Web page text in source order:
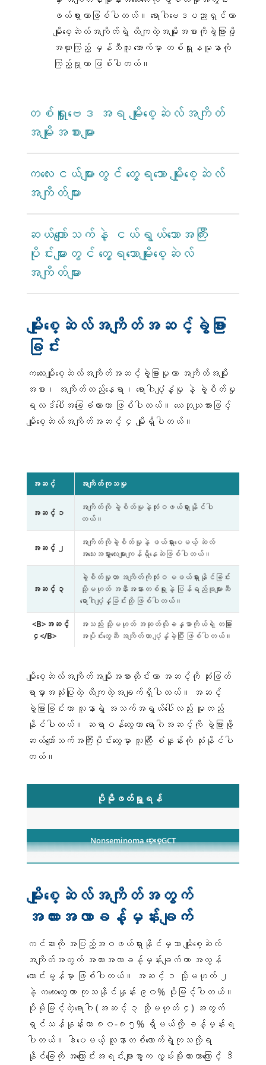
ဖယ်ရှားတာဖြစ်ပါတယ်။ ရောဂါဗေဒပညာရှင်ဟာ
မျိုးစေ့ဆဲလ်အကျိတ်ရဲ့ တိကျတဲ့အမျိုးအစားကိုခွဲခြားဖို့
အဏုကြည့် မှန်ဘီလူး အောက်မှာ တစ်ရှုးနမူနာကို
ကြည့်ရှုတာ ဖြစ်ပါတယ်။
တစ်ရှူးဗေဒ အရ မျိုးစေ့ဆဲလ်အကျိတ်
အမျိုးအစားများ
ကလေးငယ်များတွင် တွေ့ရသော မျိုးစေ့ဆဲလ်
အကျိတ်များ
ဆယ်ကျော်သက်နဲ့ ငယ်ရွယ်သောအကြီး
ပိုင်းများတွင် တွေ့ရသောမျိုးစေ့ဆဲလ်
အကျိတ်များ
မျိုးစေ့ဆဲလ်အကျိတ်အဆင့်ခွဲခြား
ခြင်း
ကလေးမျိုးစေ့ဆဲလ်အကျိတ်အဆင့်ခွဲခြားမှုဟာ အကျိတ်အမျိုး
အစား၊ အကျိတ်တည်နေရာ၊ ရောဂါပျံ့နှံ့မှု နဲ့ ခွဲစိတ်မှု
ရလဒ်ပေါ်အခြေခံထားတာ ဖြစ်ပါတယ်။ ယေဘုယျအားဖြင့်
မျိုးစေ့ဆဲလ်အကျိတ်အဆင့် ၄ မျိုးရှိပါတယ်။
အဆင့် အကျိတ်ကုသမှု
အဆင့် ၁
အကျိတ်ကို ခွဲစိတ်မှုနဲ့လုံးဝဖယ်ရှားနိုင်ပါ
တယ်။
အဆင့် ၂
အကျိတ်ကိုခွဲစိတ်မှုနဲ့ ဖယ်ရှားပေမယ့် ဆဲလ်
အသေးအမွှားလေးများကျန်ရှိနေဆဲဖြစ်ပါတယ်။
အဆင့် ၃
ခွဲစိတ်မှုဟာ အကျိတ်ကိုလုံးဝ မဖယ်ရှားနိုင်ခြင်း
သို့မဟုတ် အနီးအနားတစ်ရှုးနဲ့ ပြန်ရည်ဖုများဆီ
ရောဂါပျံ့နှံ့ခြင်းတို့ ဖြစ်ပါတယ်။
<B>အဆင့်
၄</B>
အသည်း သို့မဟုတ် အဆုတ်လိုခန္ဓာကိုယ်ရဲ့ တခြား
အပိုင်းတွေဆီ အကျိတ်ဟာ ပျံ့နှံ့ခဲ့ပြီး ဖြစ်ပါတယ်။
မျိုးစေ့ဆဲလ်အကျိတ်အမျိုးအစားတိုင်းဟာ အဆင့်ကို ဆုံးဖြတ်
ရာမှာအသုံးပြုတဲ့ တိကျတဲ့အချက်ရှိပါတယ်။ အဆင့်
ခွဲခြားခြင်းဟာ လူနာရဲ့ အသက်အရွယ်ပေါ်လည်း မူတည်
နိုင်ပါတယ်။ ဆရာဝန်တွေဟာ ရောဂါအဆင့်ကို ခွဲခြားဖို့
ဆယ်ကျော်သက်အကြီးပိုင်းတွေမှာ လူကြီး စံနှုန်းကို သုံးနိုင်ပါ
တယ်။
ပိုမိုဖတ်ရှု့ရန်
Nonseminoma ဝှေးစေ့GCT
ဝှေးစေ့မှာပဲ ရှိ၊ ခွဲစိတ်မှုနဲ့ လုံးဝဖယ်ရှား၊ ရောဂါ
အဆင့် ၂
ခွဲစိတ်စဉ်အတွင်း သို့မဟုတ် ခွဲစိတ်မှု မတိုင်
ခင် အကျိတ်ပျက်စီးမှုအချို့၊ အနီးအနားတစ်ရှုး
သို့ ရောဂါပျံ့နှံ့မှု၊ အကျိတ်အမှတ်အသားများ ပုံမှန်
အဆင့် ၃
ခွဲစိတ်မှုနဲ့ အကျိတ်ကို မပြည့်စုံတဲ့ဖယ်ရှားမှု၊
ပြန်ရည်ဖုများဆီရောဂါပျံ့နှံ့မှု။
<B>အဆင့်
၄</B>
အသည်း၊ ဦးနှောက်၊ အရိုး သို့မဟုတ်အဆုတ်သို့
ရောဂါအဝေးပျံ့နှံ့မှု။
မျိုးစေ့ဆဲလ်အကျိတ်အတွက်
အလားအလာခန့်မှန်းချက်
ကင်ဆာကို အပြည့်အဝဖယ်ရှားနိုင်မှသာ မျိုးစေ့ဆဲလ်
အကျိတ်အတွက် အလားအလာခန့်မှန်းချက်ဟာ အလွန်
ကောင်းမွန်မှာ ဖြစ်ပါတယ်။ အဆင့် ၁ သို့မဟုတ် ၂
နဲ့ ကလေးတွေဟာ ကုသနိုင်နှုန်း ၉၀% ပိုမြင့်ပါတယ်။
ပိုမိုမြင့်တဲ့ရောဂါ (အဆင့် ၃ သို့မဟုတ် ၄) အတွက်
ရှင်သန်နှုန်းဟာ ၈၀-၈၅% ရှိမယ်လို့ ခန့်မှန်းရ
ပါတယ်။ ဒါပေမယ့် လူနာတစ်ယောက်ရဲ့ကုသလို့ရ
နိုင်ခြေကို အကြောင်းအရင်းများစွာက လွှမ်းမိုးထားတာကြောင့် ဒီ